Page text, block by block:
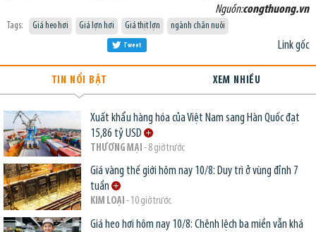
Nguồn:congthuong.vn
Tags: Giá heo hơi Giá lợn hơi Giá thịt lợn ngành chăn nuôi
Link gốc
Tweet
TIN NỔI BẬT XEM NHIỀU
Xuất khẩu hàng hóa của Việt Nam sang Hàn Quốc đạt
15,86 tỷ USD
THƯƠNG MẠI - 8 giờ trước
Giá vàng thế giới hôm nay 10/8: Duy trì ở vùng đỉnh 7
tuần
KIM LOẠI - 10 giờ trước
Giá heo hơi hôm nay 10/8: Chênh lệch ba miền vẫn khá